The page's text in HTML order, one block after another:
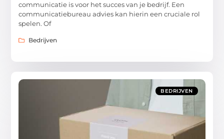
communicatie is voor het succes van je bedrijf. Een
communicatiebureau advies kan hierin een cruciale rol
spelen. Of
Bedrijven
BEDRIJVEN